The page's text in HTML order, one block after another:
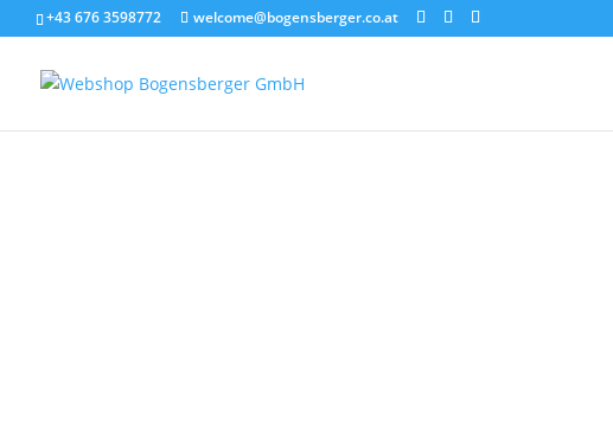
+43 676 3598772 welcome@bogensberger.co.at